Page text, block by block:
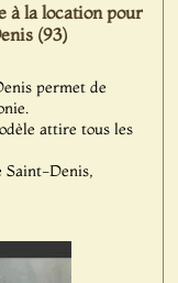
à la location pour
(93)
permet de
attire tous les
Saint-Denis,